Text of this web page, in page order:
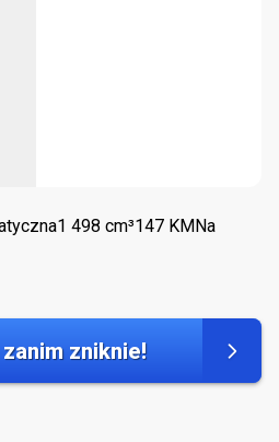
1 498 cm³147 KM Na
zniknie!